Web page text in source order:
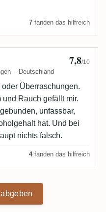
7 fanden das hilfreich
Deutschland
7,8/10
Überraschungen.
Rauch gefällt mir.
unfassbar,
hat. Und bei
nichts falsch.
4fanden das hilfreich